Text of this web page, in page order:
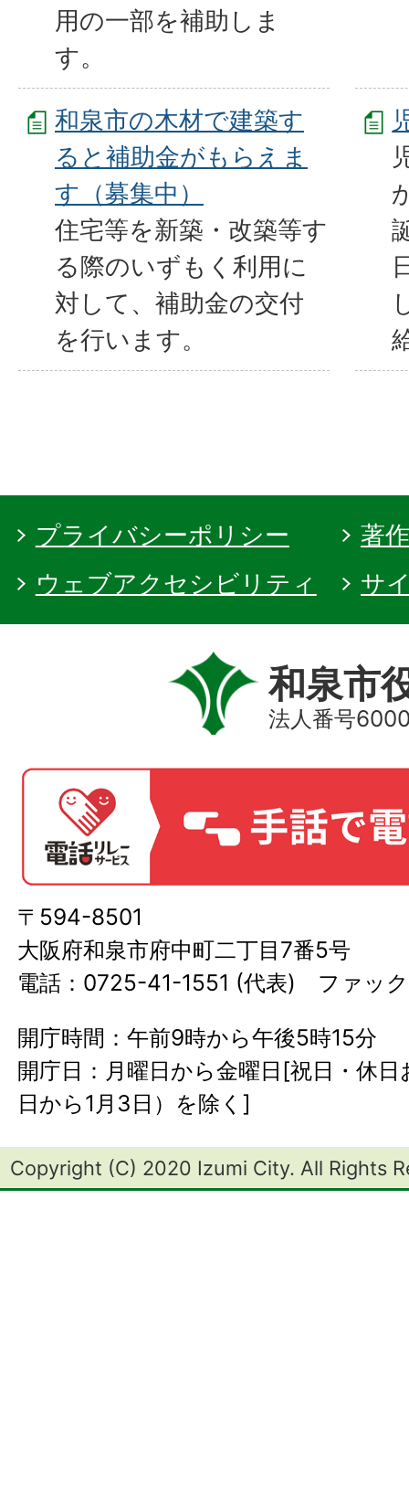
用の一部を補助しま
す。
和泉市の木材で建築す
ると補助金がもらえま
す（募集中）
住宅等を新築・改築等す
る際のいずもく利用に
対して、補助金の交付
を行います。
プライバシーポリシー
著
ウェブアクセシビリティ
サ
和泉市
法人番号
〒594-8501
大阪府和泉市府中町二丁目7番5号
電話：0725-41-1551 (代表) ファッ
開庁時間：午前9時から午後5時15分
開庁日：月曜日から金曜日[祝日・休
日から1月3日）を除く]
Copyright (C) 2020 Izumi City. All Rights